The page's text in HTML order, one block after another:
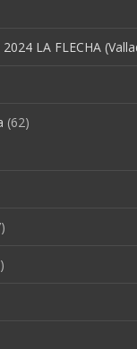
LA FLECHA
(62)